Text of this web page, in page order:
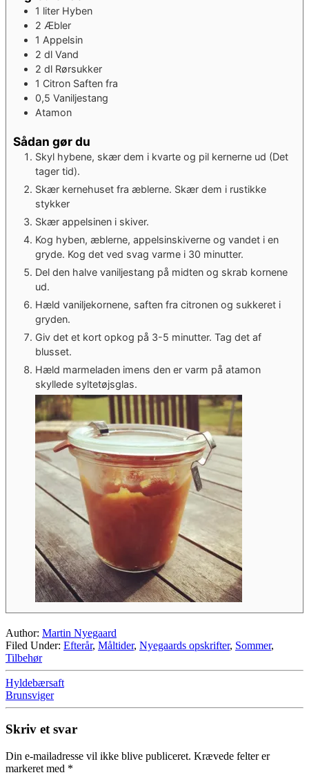
1 liter Hyben
2 Æbler
1 Appelsin
2 dl Vand
2 dl Rørsukker
1 Citron Saften fra
0,5 Vaniljestang
Atamon
Sådan gør du
Skyl hybene, skær dem i kvarte og pil kernerne ud (Det
tager tid).
Skær kernehuset fra æblerne. Skær dem i rustikke
stykker
Skær appelsinen i skiver.
Kog hyben, æblerne, appelsinskiverne og vandet i en
gryde. Kog det ved svag varme i 30 minutter.
Del den halve vaniljestang på midten og skrab kornene
ud.
Hæld vaniljekornene, saften fra citronen og sukkeret i
gryden.
Giv det et kort opkog på 3-5 minutter. Tag det af
blusset.
Hæld marmeladen imens den er varm på atamon
skyllede syltetøjsglas.
Author: Martin Nyegaard
Filed Under: Efterår, Måltider, Nyegaards opskrifter, Sommer,
Tilbehør
Hyldebærsaft
Brunsviger
Skriv et svar
Din e-mailadresse vil ikke blive publiceret. Krævede felter er
markeret med *